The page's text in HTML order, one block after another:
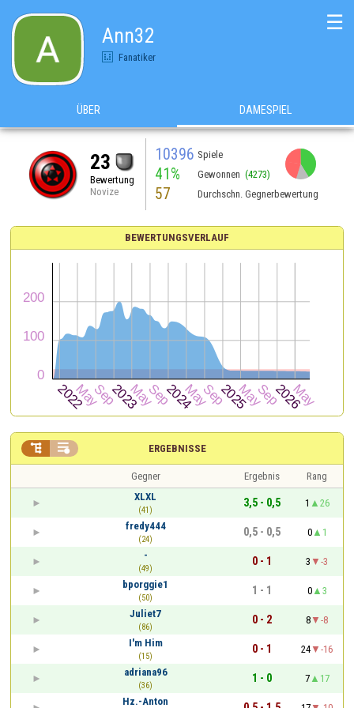
Ann32
Fanatiker
☰
ÜBER DAMESPIEL
23
Bewertung
Novize
10396 Spiele
41% Gewonnen (4273)
57 Durchschn. Gegnerbewertung
BEWERTUNGSVERLAUF
ERGEBNISSE
 
Gegner Ergebnis
Rang
XLXL
(41)
3,5 - 0,5 1
26
fredy444
(24)
0,5 - 0,5 0
1
-
(49)
0 - 1 3
-3
bporggie1
(50)
1 - 1 0
3
Juliet7
(86)
0 - 2 8
-8
I'm Him
(15)
0 - 1 24
-16
adriana96
(36)
1 - 0 7
17
Hz.-Anton